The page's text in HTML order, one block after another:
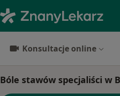
Konsultacje online
Bóle stawów specjaliści w